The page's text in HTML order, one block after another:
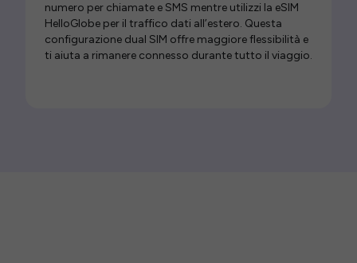
numero per chiamate e SMS mentre utilizzi la eSIM
HelloGlobe per il traffico dati all’estero. Questa
configurazione dual SIM offre maggiore flessibilità e
ti aiuta a rimanere connesso durante tutto il viaggio.